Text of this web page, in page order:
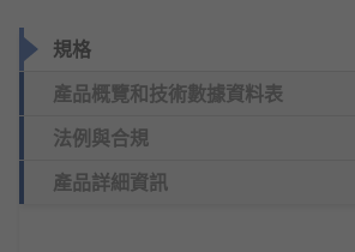
規格
產品概覽和技術數據資料表
法例與合規
產品詳細資訊